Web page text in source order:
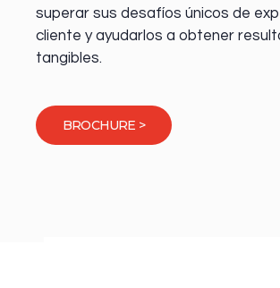
superar sus desafíos únicos de
cliente y ayudarlos a obtener
tangibles.
BROCHURE >